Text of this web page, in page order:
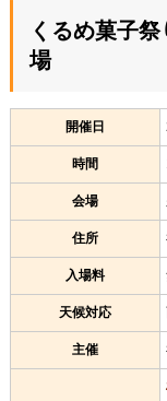
くるめ菓子
場
開催日
時間
会場
住所
入場料
天候対応
主催